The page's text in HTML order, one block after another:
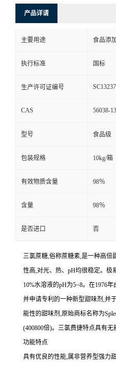
产品详请
主要用途 食品添加
执行标准 国标
生产许可证编号
CAS 56038-
型号 食品级
包装规格 10kg/箱
有效物质含量 98％
含量 98％
是否进口 否
三氯蔗糖,俗称蔗糖素,是一种高倍
性高,对光、热、pH均很稳定。极
10%水溶液的pH为5~8。在1976
并申请专利的一种新型甜味剂,并
能性的甜味剂,原始商标名称为
(400800倍)。三氯费捷特点具有
功能特点
具有优良的性能,属非营养型强力